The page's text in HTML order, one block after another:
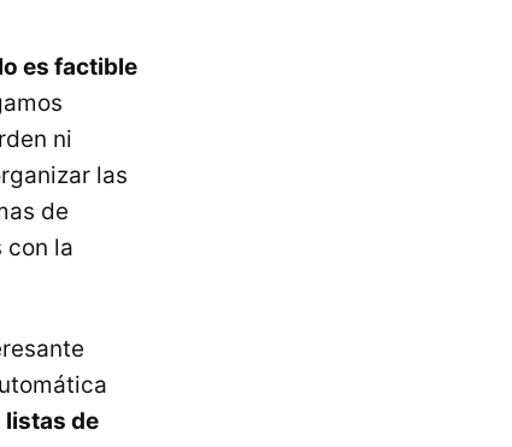
es factible
ni
las
de
con la
de